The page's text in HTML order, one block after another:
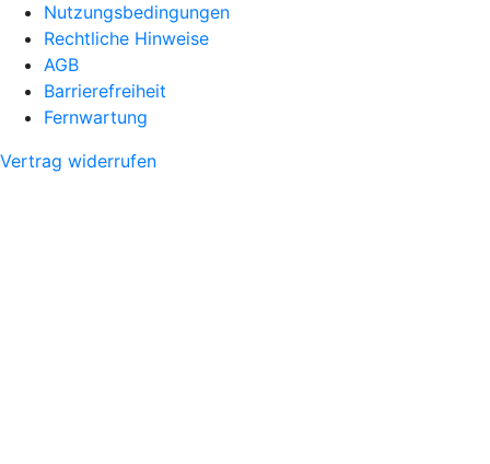
Nutzungsbedingungen
Rechtliche Hinweise
AGB
Barrierefreiheit
Fernwartung
Vertrag widerrufen